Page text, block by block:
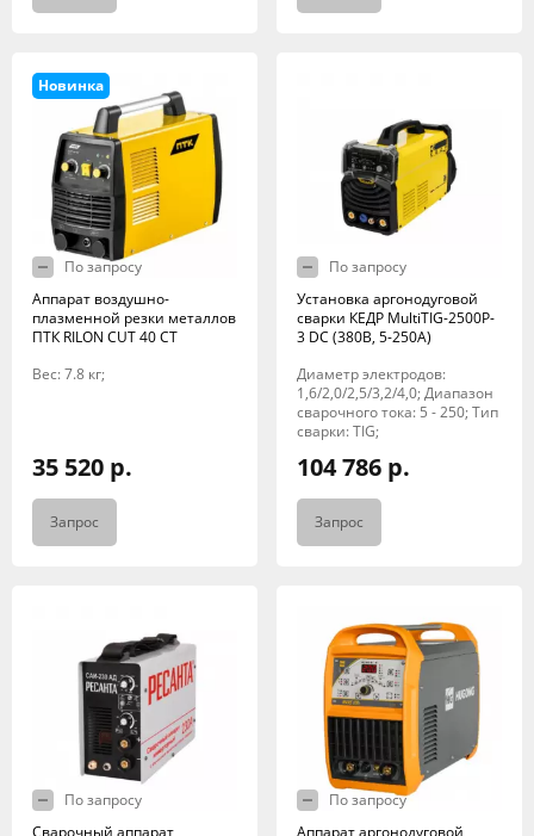
Новинка
По запросу
Аппарат воздушно-
плазменной резки металлов
ПТК RILON CUT 40 СT
Вес: 7.8 кг;
35 520 р.
Запрос
По запросу
Установка аргонодуговой
сварки КЕДР MultiTIG-2500P-
3 DC (380В, 5-250А)
Диаметр электродов:
1,6/2,0/2,5/3,2/4,0; Диапазон
сварочного тока: 5 - 250; Тип
сварки: TIG;
104 786 р.
Запрос
По запросу
Сварочный аппарат
По запросу
Аппарат аргонодуговой